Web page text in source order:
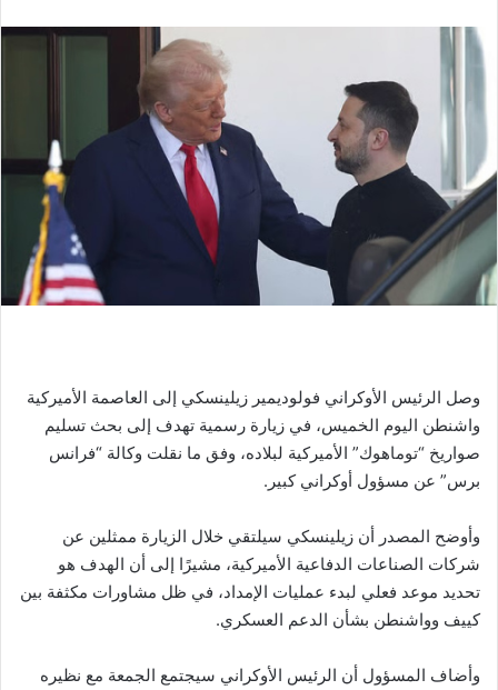
وصل الرئيس الأوكراني فولوديمير زيلينسكي إلى العاصمة الأميركية
واشنطن اليوم الخميس، في زيارة رسمية تهدف إلى بحث تسليم
صواريخ “توماهوك” الأميركية لبلاده، وفق ما نقلت وكالة “فرانس
برس” عن مسؤول أوكراني كبير.
وأوضح المصدر أن زيلينسكي سيلتقي خلال الزيارة ممثلين عن
شركات الصناعات الدفاعية الأميركية، مشيرًا إلى أن الهدف هو
تحديد موعد فعلي لبدء عمليات الإمداد، في ظل مشاورات مكثفة بين
كييف وواشنطن بشأن الدعم العسكري.
وأضاف المسؤول أن الرئيس الأوكراني سيجتمع الجمعة مع نظيره